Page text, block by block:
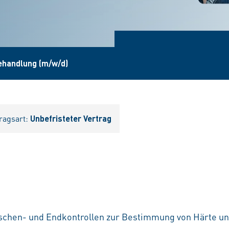
(m/w/d)
Unbefristeter Vertrag
und Endkontrollen zur Bestimmung von Härte